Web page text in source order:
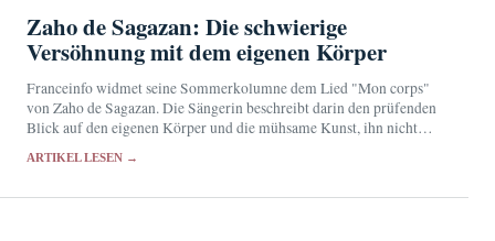
Zaho de Sagazan: Die schwierige
Versöhnung mit dem eigenen Körper
Franceinfo widmet seine Sommerkolumne dem Lied "Mon corps"
von Zaho de Sagazan. Die Sängerin beschreibt darin den prüfenden
Blick auf den eigenen Körper und die mühsame Kunst, ihn nicht
ARTIKEL LESEN →